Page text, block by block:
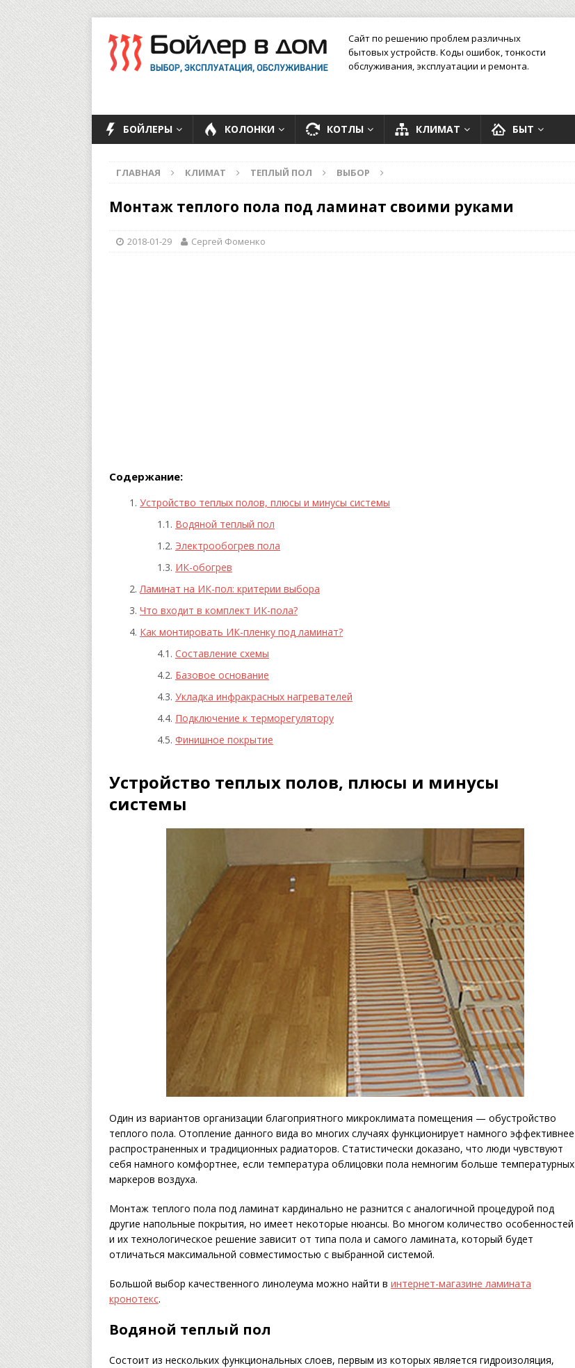
Сайт по решению проблем различных
бытовых устройств. Коды ошибок, тонкости
обслуживания, эксплуатации и ремонта.
БОЙЛЕРЫ КОЛОНКИ КОТЛЫ КЛИМАТ БЫТ
ГЛАВНАЯ КЛИМАТ ТЕПЛЫЙ ПОЛ ВЫБОР
Монтаж теплого пола под ламинат своими руками
2018-01-29 Сергей Фоменко
Содержание:
Устройство теплых полов, плюсы и минусы системы
Водяной теплый пол
Электрообогрев пола
ИК-обогрев
Ламинат на ИК-пол: критерии выбора
Что входит в комплект ИК-пола?
Как монтировать ИК-пленку под ламинат?
Составление схемы
Базовое основание
Укладка инфракрасных нагревателей
Подключение к терморегулятору
Финишное покрытие
Устройство теплых полов, плюсы и минусы
системы
Один из вариантов организации благоприятного микроклимата помещения — обустройство
теплого пола. Отопление данного вида во многих случаях функционирует намного эффективнее
распространенных и традиционных радиаторов. Статистически доказано, что люди чувствуют
себя намного комфортнее, если температура облицовки пола немногим больше температурных
маркеров воздуха.
Монтаж теплого пола под ламинат кардинально не разнится с аналогичной процедурой под
другие напольные покрытия, но имеет некоторые нюансы. Во многом количество особенностей
и их технологическое решение зависит от типа пола и самого ламината, который будет
отличаться максимальной совместимостью с выбранной системой.
Большой выбор качественного линолеума можно найти в интернет-магазине ламината
кронотекс.
Водяной теплый пол
Состоит из нескольких функциональных слоев, первым из которых является гидроизоляция,